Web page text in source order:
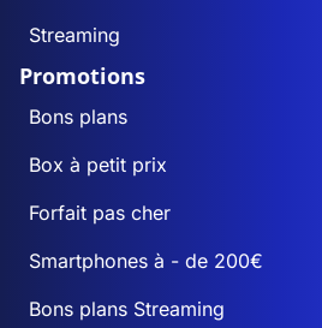
Streaming
Promotions
Bons plans
Box à petit prix
Forfait pas cher
Smartphones à - de 200€
Bons plans Streaming